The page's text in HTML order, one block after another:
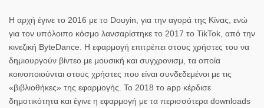
Η αρχή έγινε το 2016 με το Douyin, για την αγορά της Κίνας, ενώ
για τον υπόλοιπο κόσμο λανσαρίστηκε το 2017 το TikTok, από την
κινεζική ByteDance. Η εφαρμογή επιτρέπει στους χρήστες του να
δημιουργούν βίντεο με μουσική και συγχρονισμ, τα οποία
κοινοποιούνται στους χρήστες που είναι συνδεδεμένοι με τις
«βιβλιοθήκες» της εφαρμογής. Το 2018 το app κέρδισε
δημοτικότητα και έγινε η εφαρμογή με τα περισσότερα downloads